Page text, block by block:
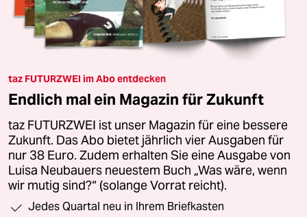
taz FUTURZWEI im Abo entdecken
Endlich mal ein Magazin für Zukunft
taz FUTURZWEI ist unser Magazin für eine bessere
Zukunft. Das Abo bietet jährlich vier Ausgaben für
nur 38 Euro. Zudem erhalten Sie eine Ausgabe von
Luisa Neubauers neuestem Buch „Was wäre, wenn
wir mutig sind?“ (solange Vorrat reicht).
Jedes Quartal neu in Ihrem Briefkasten